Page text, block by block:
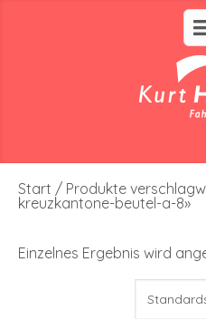
Start / Produkte
kreuzkantone-beutel-a-8»
Einzelnes Ergebnis wird